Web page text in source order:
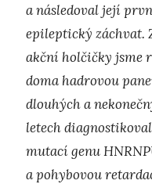
a následoval její
epileptický záchvat.
akční holčičky jsme
doma hadrovou
dlouhých a
letech
mutací genu
a pohybovou